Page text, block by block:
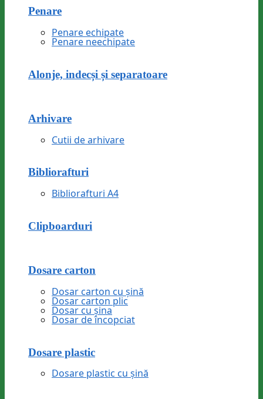
Penare
Penare echipate
Penare neechipate
Alonje, indecși și separatoare
Arhivare
Cutii de arhivare
Bibliorafturi
Bibliorafturi A4
Clipboarduri
Dosare carton
Dosar carton cu șină
Dosar carton plic
Dosar cu șina
Dosar de încopciat
Dosare plastic
Dosare plastic cu șină